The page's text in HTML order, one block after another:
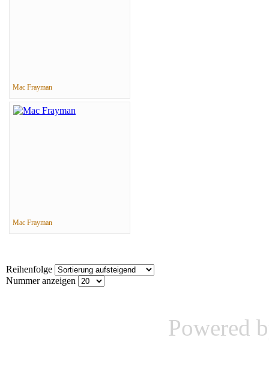
Mac Frayman
Mac Frayman
Reihenfolge
Nummer anzeigen
Powered